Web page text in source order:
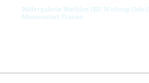
Bildergalerie Biathlon IBU Weltcup Oslo
Massenstart Frauen